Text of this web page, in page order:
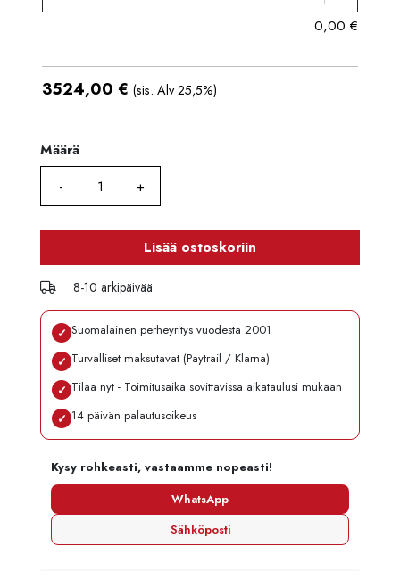
0,00 €
3524,00 € (sis. Alv 25,5%)
Määrä
Määrä
Lisää ostoskoriin
8-10 arkipäivää
✓ Suomalainen perheyritys vuodesta 2001
✓ Turvalliset maksutavat (Paytrail / Klarna)
✓ Tilaa nyt - Toimitusaika sovittavissa aikataulusi mukaan
✓ 14 päivän palautusoikeus
Kysy rohkeasti, vastaamme nopeasti!
WhatsApp
Sähköposti